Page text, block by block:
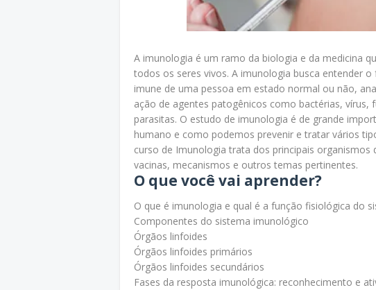
A imunologia é um ramo da biologia e da medicina
todos os seres vivos. A imunologia busca entender
imune de uma pessoa em estado normal ou não,
ação de agentes patogênicos como bactérias,
parasitas. O estudo de imunologia é de grande
humano e como podemos prevenir e tratar vários
curso de Imunologia trata dos principais
vacinas, mecanismos e outros temas pertinentes.
O que você vai aprender?
O que é imunologia e qual é a função fisiológica do
Componentes do sistema imunológico
Órgãos linfoides
Órgãos linfoides primários
Órgãos linfoides secundários
Fases da resposta imunológica: reconhecimento e